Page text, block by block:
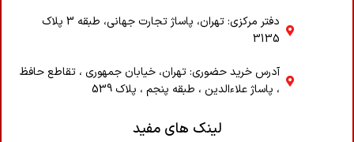
دفتر مرکزی: تهران، پاساژ تجارت جهانی، طبقه 3 پلاک
3135
آدرس خرید حضوری: تهران، خیابان جمهوری ، تقاطع حافظ
، پاساژ علاء‌الدین ، طبقه پنجم ، پلاک 539
لینک های مفید